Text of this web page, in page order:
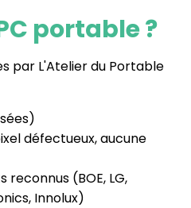
portable ?
par L'Atelier du Portable
défectueux, aucune
reconnus (BOE, LG,
Innolux)